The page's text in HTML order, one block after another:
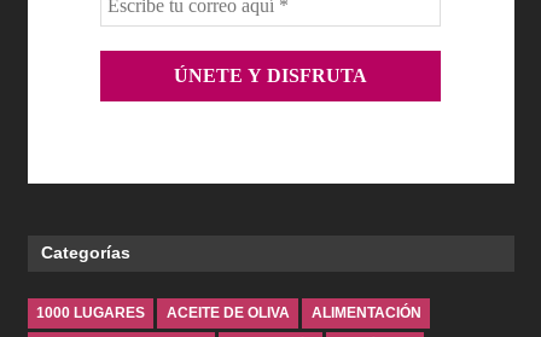
Categorías
1000 LUGARES ACEITE DE OLIVA ALIMENTACIÓN